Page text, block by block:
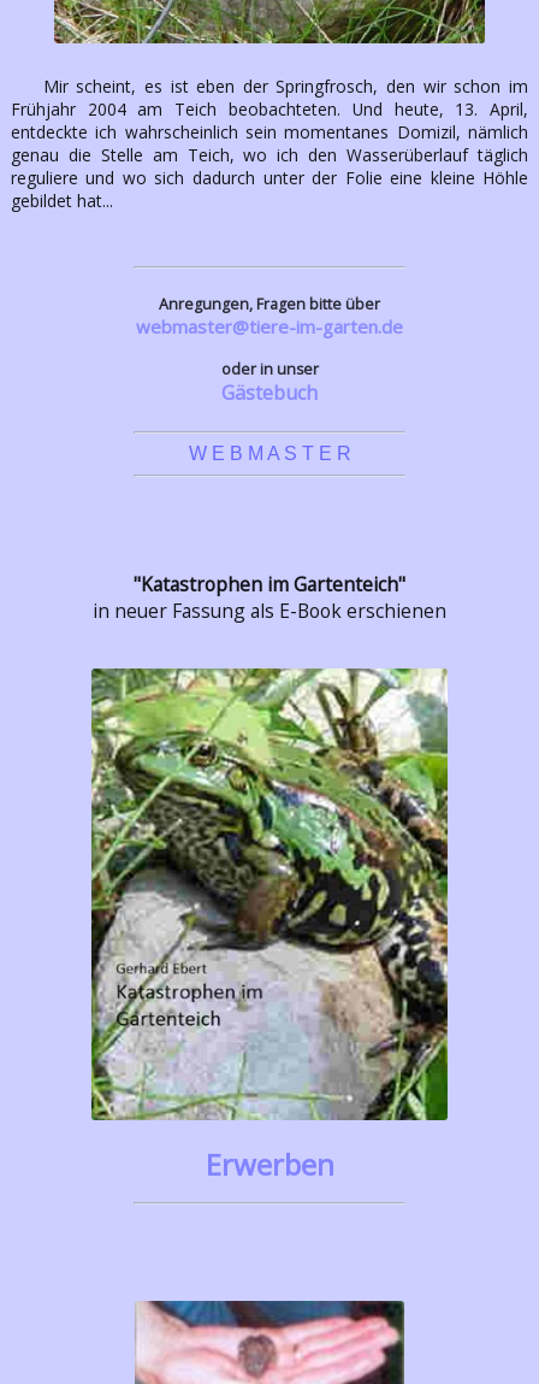
Mir scheint, es ist eben der Springfrosch, den wir schon im
Frühjahr 2004 am Teich beobachteten. Und heute, 13. April,
entdeckte ich wahrscheinlich sein momentanes Domizil, nämlich
genau die Stelle am Teich, wo ich den Wasserüberlauf täglich
reguliere und wo sich dadurch unter der Folie eine kleine Höhle
gebildet hat...
Anregungen, Fragen bitte über
webmaster@tiere-im-garten.de
oder in unser
Gästebuch
W E B M A S T E R
"Katastrophen im Gartenteich"
in neuer Fassung als E-Book erschienen
Erwerben